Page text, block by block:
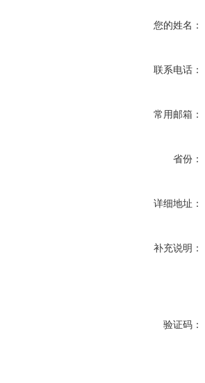
您的姓名：
联系电话：
常用邮箱：
省份：
详细地址：
补充说明：
验证码：